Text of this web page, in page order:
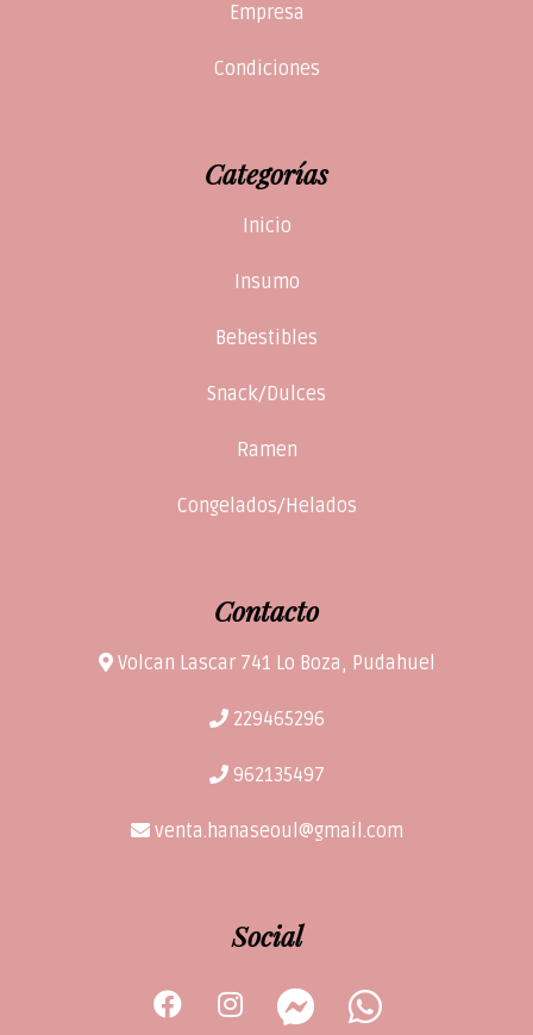
Empresa
Condiciones
Categorías
Inicio
Insumo
Bebestibles
Snack/Dulces
Ramen
Congelados/Helados
Contacto
Volcan Lascar 741 Lo Boza, Pudahuel
229465296
962135497
venta.hanaseoul@gmail.com
Social